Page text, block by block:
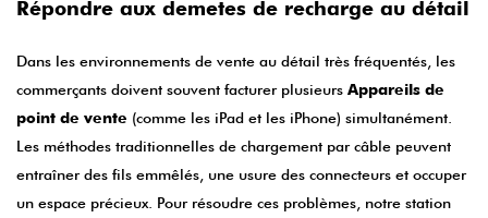
Répondre aux demetes de recharge au détail
Dans les environnements de vente au détail très fréquentés, les
commerçants doivent souvent facturer plusieurs Appareils de
point de vente (comme les iPad et les iPhone) simultanément.
Les méthodes traditionnelles de chargement par câble peuvent
entraîner des fils emmêlés, une usure des connecteurs et occuper
un espace précieux. Pour résoudre ces problèmes, notre station